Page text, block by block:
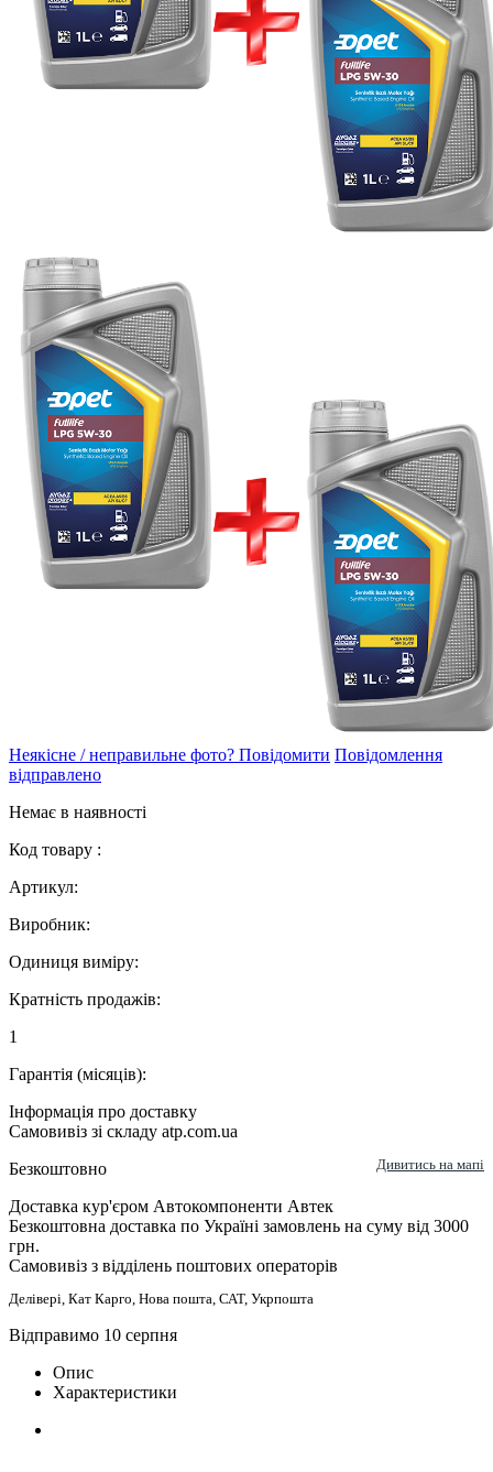
Неякісне / неправильне фото? Повідомити Повідомлення
відправлено
Немає в наявності
Код товару :
Артикул:
Виробник:
Одиниця виміру:
Кратність продажів:
1
Гарантія (місяців):
Інформація про доставку
Самовивіз зі складу atp.com.ua
Безкоштовно
Дивитись на мапі
Доставка кур'єром Автокомпоненти Автек
Безкоштовна доставка по Україні замовлень на суму від 3000
грн.
Самовивіз з відділень поштових операторів
Делівері, Кат Карго, Нова пошта, САТ, Укрпошта
Відправимо 10 серпня
Опис
Характеристики